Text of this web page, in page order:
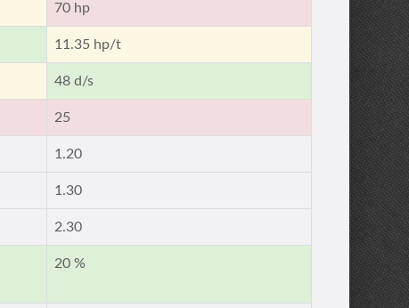
70 hp
11.35 hp/t
48 d/s
25
1.20
1.30
2.30
20 %